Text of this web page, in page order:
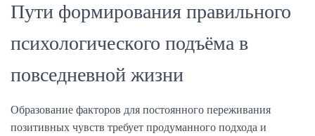
Пути формирования правильного
психологического подъёма в
повседневной жизни
Образование факторов для постоянного переживания
позитивных чувств требует продуманного подхода и